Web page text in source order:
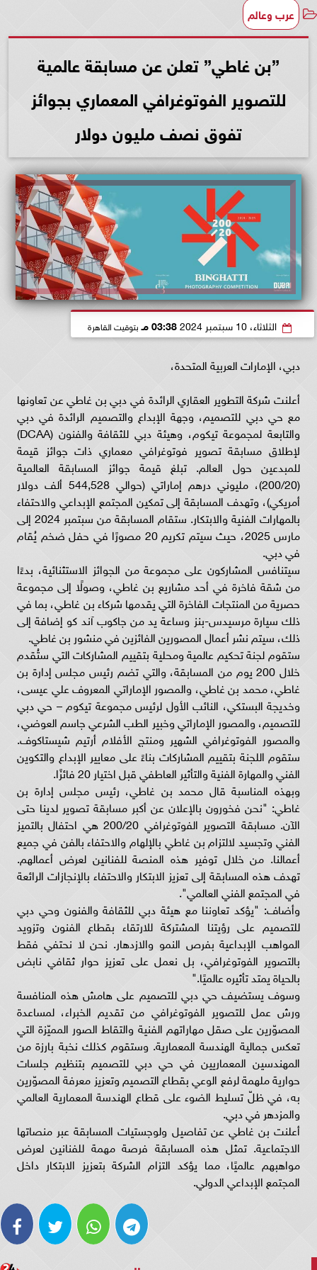
عرب وعالم
”بن غاطي” تعلن عن مسابقة عالمية
للتصوير الفوتوغرافي المعماري بجوائز
تفوق نصف مليون دولار
الثلاثاء، 10 سبتمبر 2024 03:38 مـ بتوقيت القاهرة
دبي، الإمارات العربية المتحدة،
أعلنت شركة التطوير العقاري الرائدة في دبي بن غاطي عن تعاونها
مع حي دبي للتصميم، وجهة الإبداع والتصميم الرائدة في دبي
والتابعة لمجموعة تيكوم، وهيئة دبي للثقافة والفنون (DCAA)
لإطلاق مسابقة تصوير فوتوغرافي معماري ذات جوائز قيمة
للمبدعين حول العالم. تبلغ قيمة جوائز المسابقة العالمية
(200/20)، مليوني درهم إماراتي (حوالي 544,528 ألف دولار
أمريكي)، وتهدف المسابقة إلى تمكين المجتمع الإبداعي والاحتفاء
بالمهارات الفنية والابتكار. ستقام المسابقة من سبتمبر 2024 إلى
مارس 2025، حيث سيتم تكريم 20 مصورًا في حفل ضخم يُقام
في دبي.
سيتنافس المشاركون على مجموعة من الجوائز الاستثنائية، بدءًا
من شقة فاخرة في أحد مشاريع بن غاطي، وصولًا إلى مجموعة
حصرية من المنتجات الفاخرة التي يقدمها شركاء بن غاطي، بما في
ذلك سيارة مرسيدس-بنز وساعة يد من جاكوب آند كو إضافة إلى
ذلك، سيتم نشر أعمال المصورين الفائزين في منشور بن غاطي.
ستقوم لجنة تحكيم عالمية ومحلية بتقييم المشاركات التي ستُقدم
خلال 200 يوم من المسابقة، والتي تضم رئيس مجلس إدارة بن
غاطي، محمد بن غاطي، والمصور الإماراتي المعروف علي عيسى،
وخديجة البستكي، النائب الأول لرئيس مجموعة تيكوم – حي دبي
للتصميم، والمصور الإماراتي وخبير الطب الشرعي جاسم العوضي،
والمصور الفوتوغرافي الشهير ومنتج الأفلام أرتيم شيستاكوف.
ستقوم اللجنة بتقييم المشاركات بناءً على معايير الإبداع والتكوين
الفني والمهارة الفنية والتأثير العاطفي قبل اختيار 20 فائزًا.
وبهذه المناسبة قال محمد بن غاطي، رئيس مجلس إدارة بن
غاطي: "نحن فخورون بالإعلان عن أكبر مسابقة تصوير لدينا حتى
الآن. مسابقة التصوير الفوتوغرافي 200/20 هي احتفال بالتميز
الفني وتجسيد لالتزام بن غاطي بالإلهام والاحتفاء بالفن في جميع
أعمالنا. من خلال توفير هذه المنصة للفنانين لعرض أعمالهم.
تهدف هذه المسابقة إلى تعزيز الابتكار والاحتفاء بالإنجازات الرائعة
في المجتمع الفني العالمي".
وأضاف: "يؤكد تعاوننا مع هيئة دبي للثقافة والفنون وحي دبي
للتصميم على رؤيتنا المشتركة للارتقاء بقطاع الفنون وتزويد
المواهب الإبداعية بفرص النمو والازدهار. نحن لا نحتفي فقط
بالتصوير الفوتوغرافي، بل نعمل على تعزيز حوار ثقافي نابض
بالحياة يمتد تأثيره عالميًا."
وسوف يستضيف حي دبي للتصميم على هامش هذه المنافسة
ورش عمل للتصوير الفوتوغرافي من تقديم الخبراء، لمساعدة
المصوّرين على صقل مهاراتهم الفنية والتقاط الصور المميّزة التي
تعكس جمالية الهندسة المعمارية. وستقوم كذلك نخبة بارزة من
المهندسين المعماريين في حي دبي للتصميم بتنظيم جلسات
حوارية ملهمة لرفع الوعي بقطاع التصميم وتعزيز معرفة المصوّرين
به، في ظلّ تسليط الضوء على قطاع الهندسة المعمارية العالمي
والمزدهر في دبي.
أعلنت بن غاطي عن تفاصيل ولوجستيات المسابقة عبر منصاتها
الاجتماعية. تمثل هذه المسابقة فرصة مهمة للفنانين لعرض
مواهبهم عالميًا، مما يؤكد التزام الشركة بتعزيز الابتكار داخل
المجتمع الإبداعي الدولي.